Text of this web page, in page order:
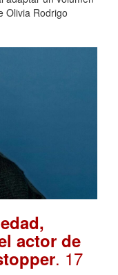
Olivia Rodrigo
actor de
. 17